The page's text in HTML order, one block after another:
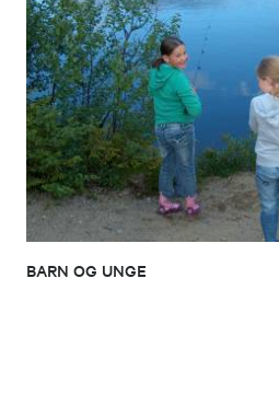
BARN OG UNGE